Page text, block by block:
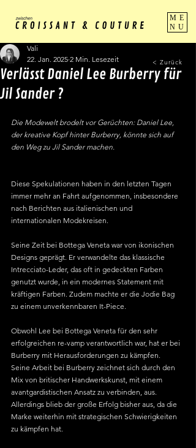
ME
NU
Verlässt Daniel Lee Burberry für
Jil Sander ?
Vali
22. Jan. 2025 2 Min. Lesezeit
Die Modewelt brodelt vor Gerüchten: Daniel Lee,
der kreative Kopf hinter Burberry, könnte sich auf
den Weg zu Jil Sander machen.
Diese Spekulationen haben in den letzten Tagen
immer mehr an Fahrt aufgenommen, insbesondere
nach Berichten aus italienischen und
internationalen Modekreisen.
Seine Zeit bei Bottega Veneta war von ikonischen
Designs geprägt. Er verwandelte das klassische
Intrecciato-Leder, das oft in gedeckten Farben
genutzt wurde, in ein modernes Statement mit
kräftigen Farben. Zudem machte er die Jodie Bag
zu einem unverkennbaren It-Piece.
Obwohl Lee bei Bottega Veneta für den sehr
erfolgreichen re-vamp verantwortlich war, hat er bei
Burberry mit Herausforderungen zu kämpfen.
Seine Arbeit bei Burberry zeichnet sich durch den
Mix von britischer Handwerkskunst, mit einem
avantgardistischen Ansatz zu verbinden, aus.
Allerdings blieb der große Erfolg bisher aus, da die
Marke weiterhin mit strategischen Schwierigkeiten
zu kämpfen hat.
< Zurück